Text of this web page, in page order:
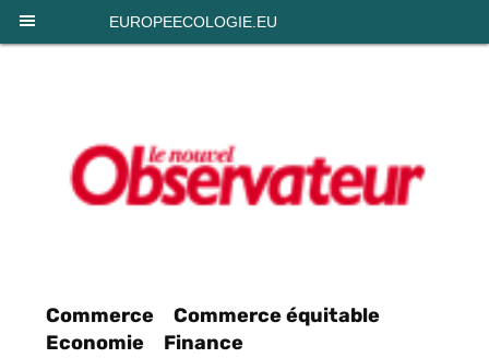
EUROPEECOLOGIE.EU
Commerce
Commerce équitable
Economie
Finance